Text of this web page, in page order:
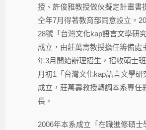
授、許俊雅教授做伙擬定計畫書
仝年7月得著教育部同意設立。
28號「台灣文化kap語言文學研
成立，由莊萬壽教授擔任籌備處
年3月開始辦理招生，招收碩士
月初1「台灣文化kap語言文學研
成立，莊萬壽教授轉調本系專任
長。
2006年本系成立「在職進修碩